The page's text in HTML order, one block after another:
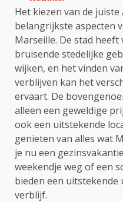
Het kiezen van de juiste
belangrijkste aspecten
Marseille. De stad heeft
bruisende stedelijke
wijken, en het vinden
verblijven kan het
ervaart. De
alleen een geweldige
ook een uitstekende
genieten van alles wat
je nu een
weekendje weg of een
bieden een
verblijf.